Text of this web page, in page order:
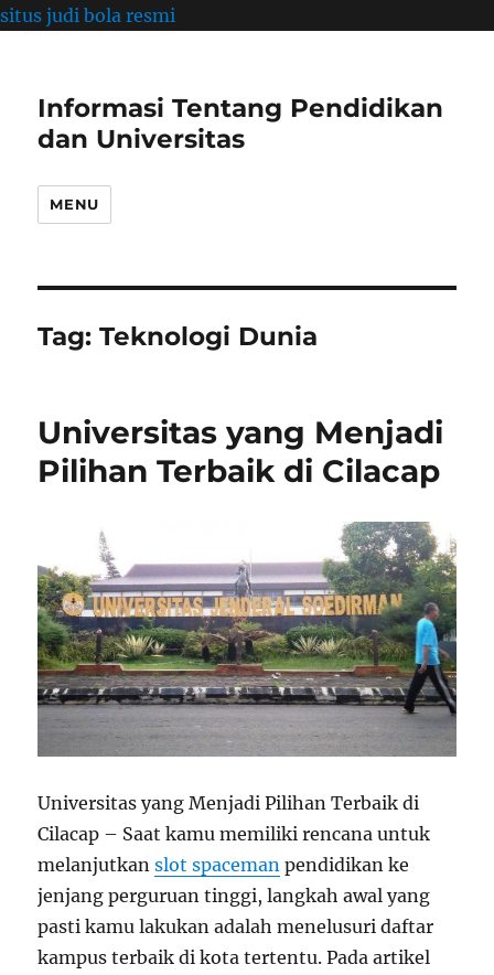
situs judi bola resmi
Informasi Tentang Pendidikan
dan Universitas
MENU
Tag:Teknologi Dunia
Universitas yang Menjadi
Pilihan Terbaik di Cilacap
Universitas yang Menjadi Pilihan Terbaik di
Cilacap – Saat kamu memiliki rencana untuk
melanjutkanslot spaceman pendidikan ke
jenjang perguruan tinggi, langkah awal yang
pasti kamu lakukan adalah menelusuri daftar
kampus terbaik di kota tertentu. Pada artikel